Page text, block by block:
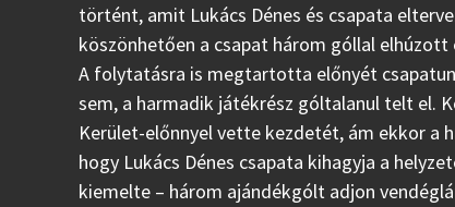
történt, amit Lukács Dénes és csapata
köszönhetően a csapat három góllal
A folytatásra is megtartotta előnyét
sem, a harmadik játékrész góltalanul telt el.
Kerület-előnnyel vette kezdetét, ám ekkor a
hogy Lukács Dénes csapata kihagyja a
kiemelte – három ajándékgólt adjon